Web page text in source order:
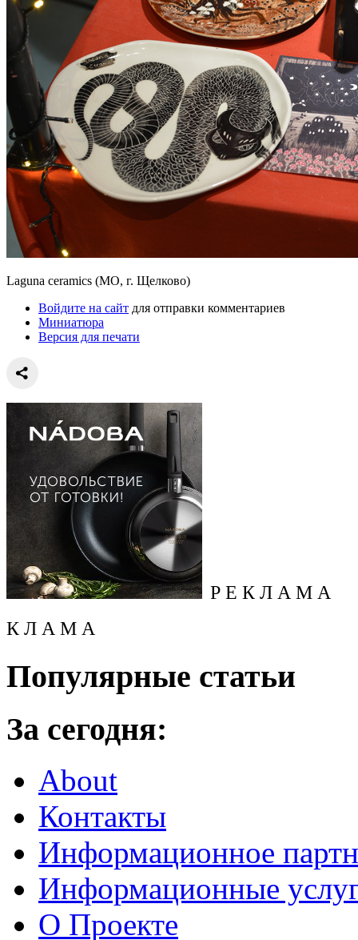
Laguna ceramics (МО, г. Щелково)
Войдите на сайт для отправки комментариев
Миниатюра
Версия для печати
Р Е К Л А М А
К Л А М А
Популярные статьи
За сегодня:
About
Контакты
Информационное
Информационные
О Проекте